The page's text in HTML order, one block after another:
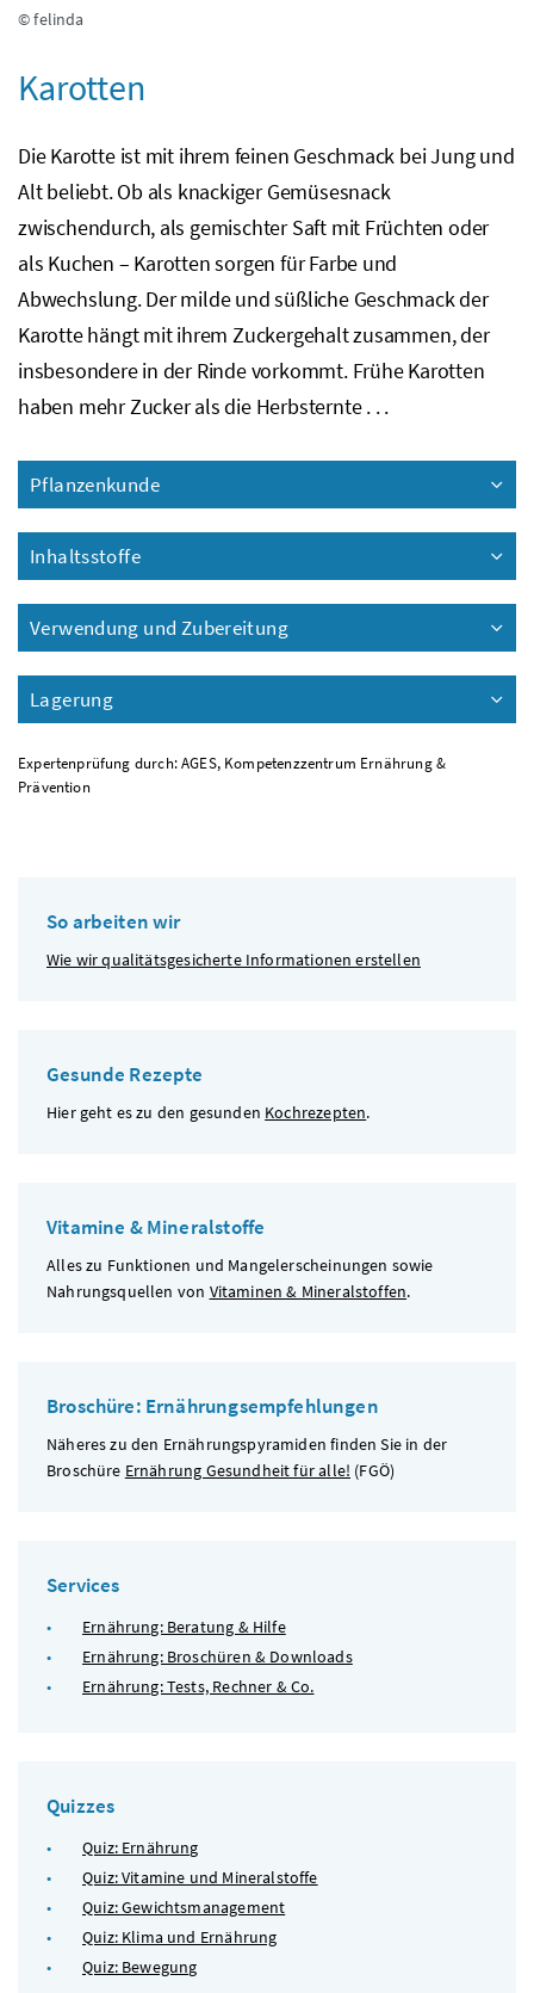
© felinda
Karotten
Die Karotte ist mit ihrem feinen Geschmack bei Jung und
Alt beliebt. Ob als knackiger Gemüsesnack
zwischendurch, als gemischter Saft mit Früchten oder
als Kuchen – Karotten sorgen für Farbe und
Abwechslung. Der milde und süßliche Geschmack der
Karotte hängt mit ihrem Zuckergehalt zusammen, der
insbesondere in der Rinde vorkommt. Frühe Karotten
haben mehr Zucker als die Herbsternte . . .
Pflanzenkunde
Inhaltsstoffe
Verwendung und Zubereitung
Lagerung
Expertenprüfung durch: AGES, Kompetenzzentrum Ernährung &
Prävention
So arbeiten wir
Wie wir qualitätsgesicherte Informationen erstellen
Gesunde Rezepte
Hier geht es zu den gesunden Kochrezepten.
Vitamine & Mineralstoffe
Alles zu Funktionen und Mangelerscheinungen sowie
Nahrungsquellen von Vitaminen & Mineralstoffen.
Broschüre: Ernährungsempfehlungen
Näheres zu den Ernährungspyramiden finden Sie in der
Broschüre Ernährung Gesundheit für alle! (FGÖ)
Services
Ernährung: Beratung & Hilfe
Ernährung: Broschüren & Downloads
Ernährung: Tests, Rechner & Co.
Quizzes
Quiz: Ernährung
Quiz: Vitamine und Mineralstoffe
Quiz: Gewichtsmanagement
Quiz: Klima und Ernährung
Quiz: Bewegung